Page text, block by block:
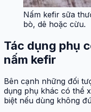
Nấm kefir sữa
bò, dê hoặc cừu.
Tác dụng phụ
nấm kefir
Bên cạnh những đối
dụng phụ khác có thể
biệt nếu dùng không